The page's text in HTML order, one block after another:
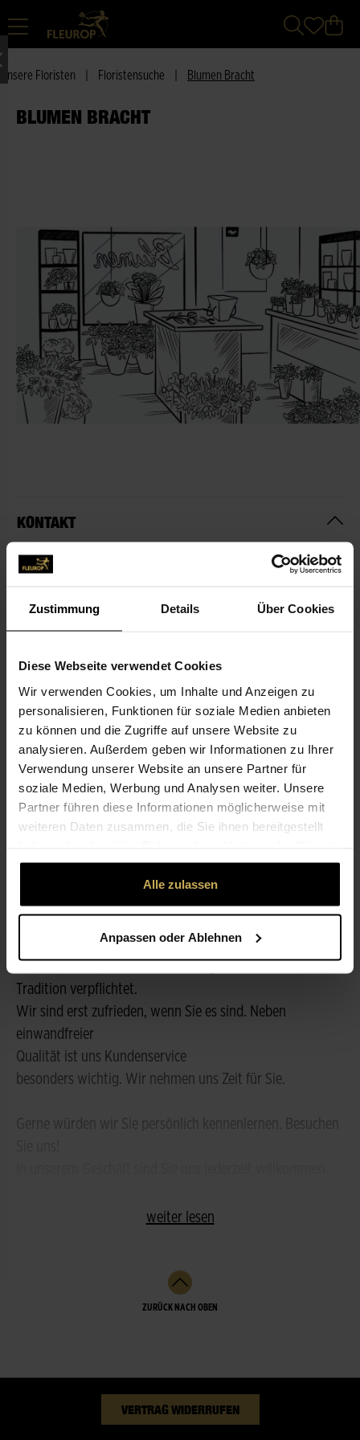
Zustimmung Details Über Cookies
Diese Webseite verwendet Cookies
Wir verwenden Cookies, um Inhalte und Anzeigen zu
personalisieren, Funktionen für soziale Medien anbieten
zu können und die Zugriffe auf unsere Website zu
analysieren. Außerdem geben wir Informationen zu Ihrer
Verwendung unserer Website an unsere Partner für
soziale Medien, Werbung und Analysen weiter. Unsere
Partner führen diese Informationen möglicherweise mit
weiteren Daten zusammen, die Sie ihnen bereitgestellt
gesammelt haben.
Alle zulassen
Anpassen oder Ablehnen
Unsere Floristen Floristensuche Blumen Bracht
BLUMEN BRACHT
KONTAKT
Blumen Bracht
Homberger Str. 44
40882 Ratingen
02102-8754646
02102-8754644
info@blumen-bracht.de
ÖFFNUNGSZEITEN
NICHT LIEFERBEREIT
Tradition verpflichtet.
Wir sind erst zufrieden, wenn Sie es sind. Neben
einwandfreier
Qualität ist uns Kundenservice
besonders wichtig. Wir nehmen uns Zeit für Sie.
Gerne würden wir Sie persönlich kennenlernen. Besuchen
weiter lesen
ZURÜCK NACH OBEN
VERTRAG WIDERRUFEN